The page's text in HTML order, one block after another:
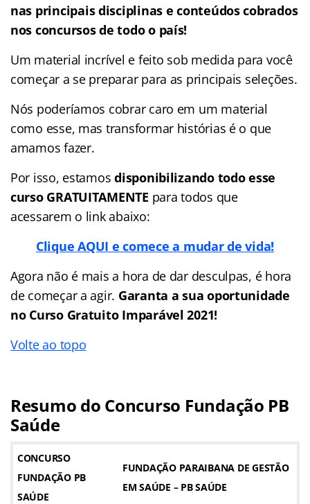
nas principais disciplinas e conteúdos cobrados
nos concursos de todo o país!
Um material incrível e feito sob medida para você
começar a se preparar para as principais seleções.
Nós poderíamos cobrar caro em um material
como esse, mas transformar histórias é o que
amamos fazer.
Por isso, estamos disponibilizando todo esse
curso GRATUITAMENTE para todos que
acessarem o link abaixo:
Clique AQUI e comece a mudar de vida!
Agora não é mais a hora de dar desculpas, é hora
de começar a agir. Garanta a sua oportunidade
no Curso Gratuito Imparável 2021!
Volte ao topo
Resumo do Concurso Fundação PB
Saúde
CONCURSO
FUNDAÇÃO PB
SAÚDE
FUNDAÇÃO PARAIBANA DE GESTÃO
EM SAÚDE – PB SAÚDE